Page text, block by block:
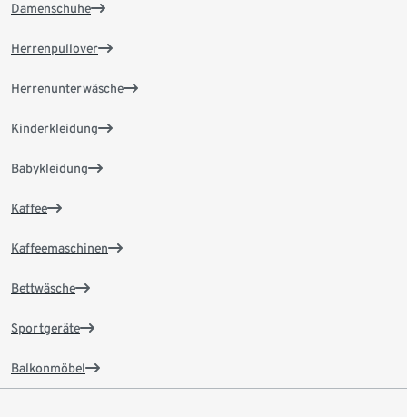
Damenschuhe
Herrenpullover
Herrenunterwäsche
Kinderkleidung
Babykleidung
Kaffee
Kaffeemaschinen
Bettwäsche
Sportgeräte
Balkonmöbel